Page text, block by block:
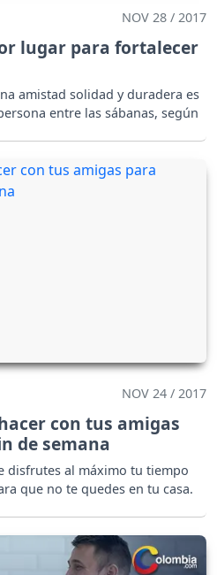
NOV 28 / 2017
lugar para fortalecer
amistad solidad y duradera es
entre las sábanas, según
NOV 24 / 2017
con tus amigas
de semana
disfrutes al máximo tu tiempo
que no te quedes en tu casa.